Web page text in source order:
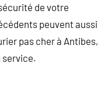
de votre
peuvent aussi
pas cher à Antibes,
service.